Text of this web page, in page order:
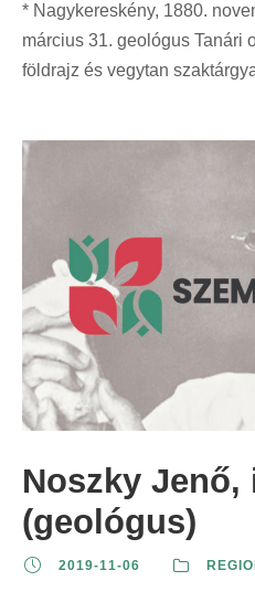
* Nagykereskény, 1880.
március 31. geológus Tanári
földrajz és vegytan
Noszky Jenő,
(geológus)
2019-11-06